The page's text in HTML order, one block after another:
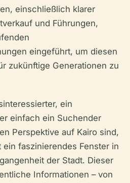
einschließlich klarer
und Führungen,
eingeführt, um diesen
zukünftige Generationen zu
ein
einfach ein Suchender
Perspektive auf Kairo sind,
ein faszinierendes Fenster in
der Stadt. Dieser
Informationen – von